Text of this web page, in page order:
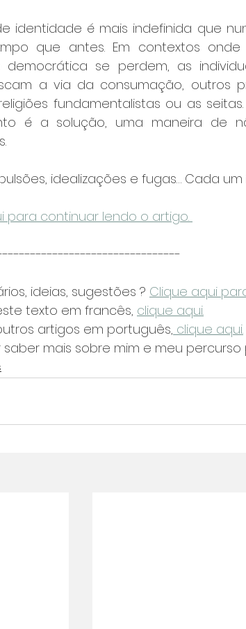
identidade é mais indefinida que
que antes. Em contextos
democrática se perdem, as
a via da consumação, outros
fundamentalistas ou as
é a solução, uma maneira de
idealizações e fugas… Cada
para continuar lendo o artigo.
ideias, sugestões ? Clique aqui
texto em francês, clique aqui.
artigos em português, clique aqui.
saber mais sobre mim e meu percurso